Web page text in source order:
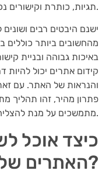
תגיות, כותרת וקישורים נכנסים.
ישנם היבטים רבים ושונים
מהחשובים ביותר כוללים
באיכות גבוהה ובניית
קידום אתרים יכול להיות
והנראות של האתר. עם
פתרון מהיר, זהו תהליך
מתמשכים על מנת להצליח.
כיצד אוכל
האתרים שלי?